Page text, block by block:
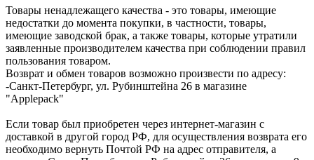
Товары ненадлежащего качества - это товары, имеющие
недостатки до момента покупки, в частности, товары,
имеющие заводской брак, а также товары, которые утратили
заявленные производителем качества при соблюдении правил
пользования товаром.
Возврат и обмен товаров возможно произвести по адресу:
-Санкт-Петербург, ул. Рубинштейна 26 в магазине
"Applepack"
Если товар был приобретен через интернет-магазин с
доставкой в другой город РФ, для осуществления возврата его
необходимо вернуть Почтой РФ на адрес отправителя, а